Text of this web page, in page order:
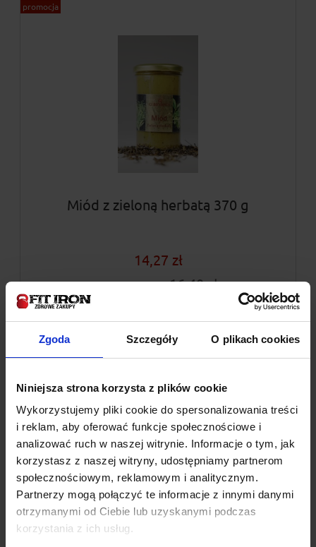
Zgoda Szczegóły O plikach cookies
Niniejsza strona korzysta z plików cookie
Wykorzystujemy pliki cookie do spersonalizowania treści
i reklam, aby oferować funkcje społecznościowe i
analizować ruch w naszej witrynie. Informacje o tym, jak
korzystasz z naszej witryny, udostępniamy partnerom
społecznościowym, reklamowym i analitycznym.
Partnerzy mogą połączyć te informacje z innymi danymi
otrzymanymi od Ciebie lub uzyskanymi podczas
korzystania z ich usług.
Miód z zieloną herbatą 370 g
14,27 zł
Cena regularna:16,40 zł
do koszyka
promocja